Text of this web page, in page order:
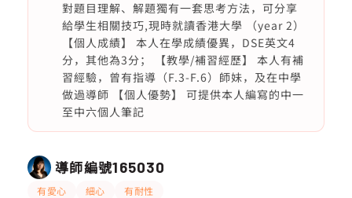
對題目理解、解題獨有一套思考方法，可分享
給學生相關技巧,現時就讀香港大學 （year 2）
【個人成績】 本人在學成績優異，DSE英文4
分，其他為3分； 【教學/補習經歷】 本人有補
習經驗，曾有指導（F.3-F.6）師妹，及在中學
做過導師 【個人優勢】 可提供本人編寫的中一
至中六個人筆記
導師編號165030
有愛心 細心 有耐性